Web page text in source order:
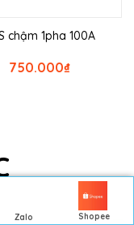
Zalo Shopee
chậm 1pha 100A
₫
750.000